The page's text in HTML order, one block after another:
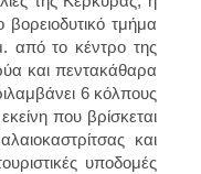
βορειοδυτικό τμήμα
από το κέντρο της
και πεντακάθαρα
6 κόλπους
που βρίσκεται
και
υποδομές